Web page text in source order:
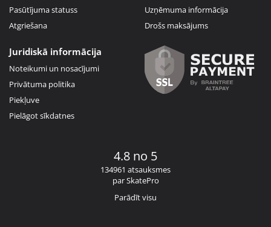
Pasūtījuma statuss
Atgriešana
Uzņēmuma informācija
Drošs maksājums
Juridiskā informācija
Noteikumi un nosacījumi
Privātuma politika
Piekļuve
Pielāgot sīkdatnes
4.8 no 5
134961 atsauksmes
par SkatePro
Parādīt visu